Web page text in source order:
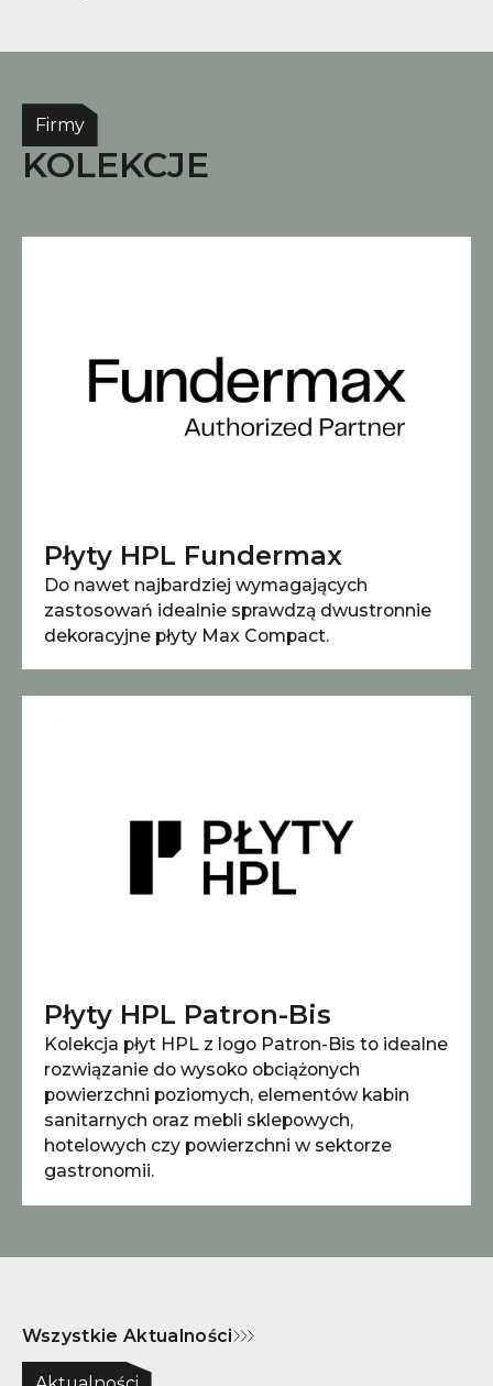
Firmy
KOLEKCJE
Płyty HPL Fundermax
Do nawet najbardziej wymagających
zastosowań idealnie sprawdzą dwustronnie
dekoracyjne płyty Max Compact.
Płyty HPL Patron-Bis
Kolekcja płyt HPL z logo Patron-Bis to idealne
rozwiązanie do wysoko obciążonych
powierzchni poziomych, elementów kabin
sanitarnych oraz mebli sklepowych,
hotelowych czy powierzchni w sektorze
gastronomii.
Wszystkie Aktualności